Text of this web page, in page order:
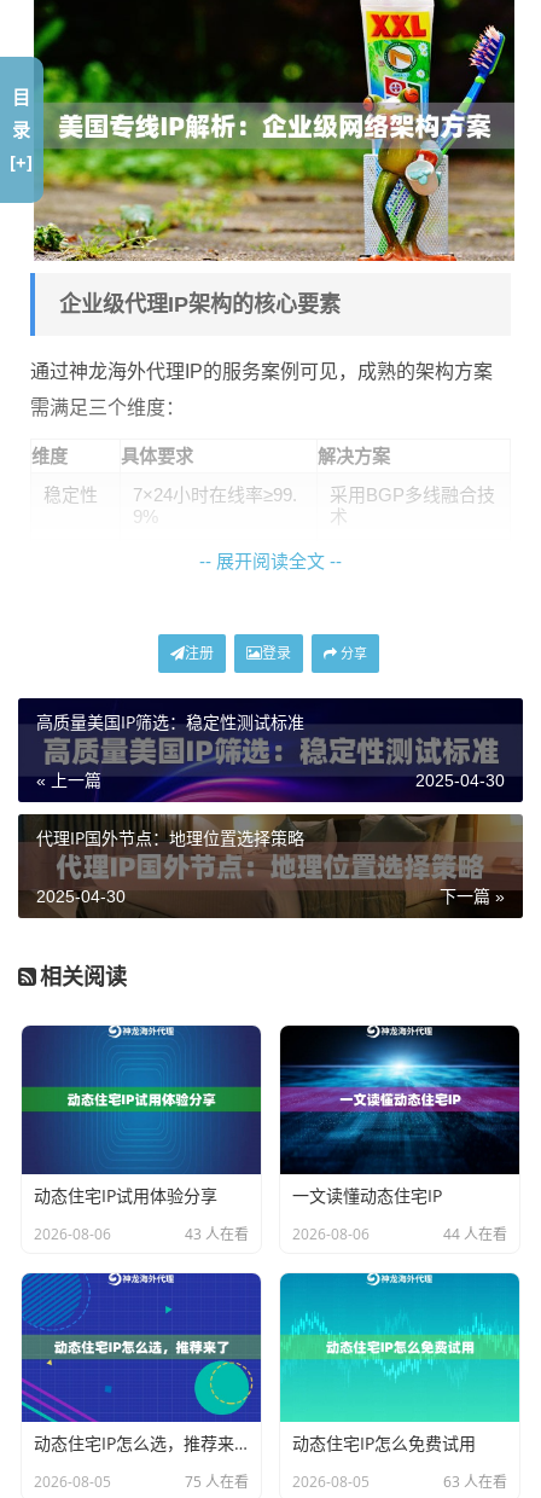
企业级代理IP架构的核心要素
通过神龙海外代理IP的服务案例可见，成熟的架构方案
需满足三个维度：
维度 具体要求
解决方案
稳定性
7×24小时在线率≥99.
9%
采用BGP多线融合技
术
防御CC和协议漏洞 动态指纹验证系统
理系统的平均响应时间从2.3秒降至0.秒，API调用成功率
提升至99.6%。
如何部署智能IP调度系统
在实际部署中，企业常陷入两个误区：要么过度集中IP
资源造成单点故障，要么分散管理导致运维复杂。建议
采用三级调度策略
接入点
业务类型分流
：将数据采集、API对接等场景划分
独立通道
异常熔断机制
：当某个IP节点响应超300ms立即切
换备用线路
神龙海外代理IP的智能路由系统，已帮助超过200家企业
实现自动化流量调度，运维人力成本降低67%。
企业专属IP池的运维技巧
某游戏公司在使用共享IP池时，遭遇过因其他用户违规
操作导致整个IP段被封的情况。建立
-- 展开阅读全文 --
注册 登录 分享
高质量美国IP筛选：稳定性测试标准
« 上一篇 2025-04-30
代理IP国外节点：地理位置选择策略
下一篇 »
2025-04-30
相关阅读
动态住宅IP试用体验分享
2026-08-06 43 人在看
一文读懂动态住宅IP
2026-08-06 44 人在看
动态住宅IP怎么选，推荐来了
2026-08-05 75 人在看
动态住宅IP怎么免费试用
2026-08-05 63 人在看
目
录
[+]